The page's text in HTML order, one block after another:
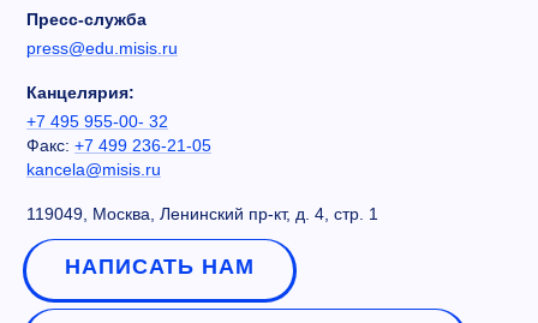
Пресс-служба
press@edu.misis.ru
Канцелярия:
+7 495 955-00- 32
Факс: +7 499 236-21-05
kancela@misis.ru
119049, Москва, Ленинский пр-кт, д. 4, стр. 1
НАПИСАТЬ НАМ